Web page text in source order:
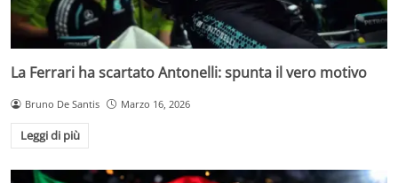
La Ferrari ha scartato Antonelli: spunta il vero motivo
Bruno De Santis Marzo 16, 2026
Leggi di più